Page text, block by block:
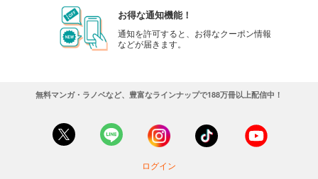
お得な通知機能！
通知を許可すると、お得なクーポン情報
などが届きます。
無料マンガ・ラノベなど、豊富なラインナップで188万冊以上配信中！
ログイン